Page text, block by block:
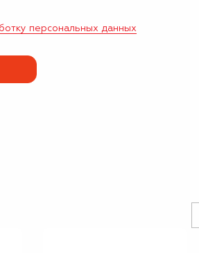
персональных данных